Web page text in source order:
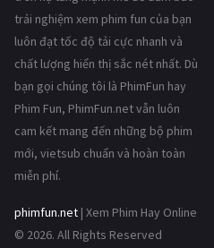
trải nghiệm xem phim fun của bạn
luôn đạt tốc độ tải cực nhanh và
chất lượng hiển thị sắc nét nhất. Dù
bạn gọi chúng tôi là PhimFun hay
Phim Fun, PhimFun.net vẫn luôn
cam kết mang đến những bộ phim
mới, vietsub chuẩn và hoàn toàn
miễn phí.
phimfun.net | Xem Phim Hay Online
© 2026. All Rights Reserved